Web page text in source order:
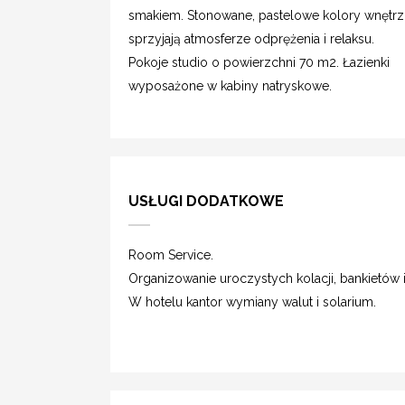
smakiem. Stonowane, pastelowe kolory wnętrz
sprzyjają atmosferze odprężenia i relaksu.
Pokoje studio o powierzchni 70 m2. Łazienki
wyposażone w kabiny natryskowe.
USŁUGI DODATKOWE
Room Service.
Organizowanie uroczystych kolacji, bankietów
W hotelu kantor wymiany walut i solarium.